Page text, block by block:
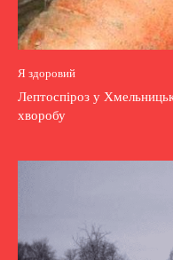
Я здоровий
Лептоспіроз у
хворобу